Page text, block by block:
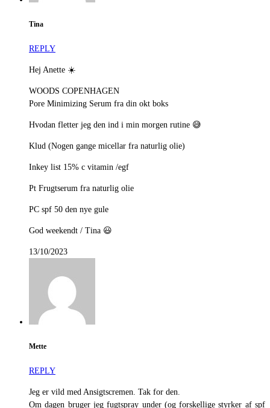
Tina
REPLY
Hej Anette ☀️
WOODS COPENHAGEN
Pore Minimizing Serum fra din okt boks
Hvodan fletter jeg den ind i min morgen rutine 😅
Klud (Nogen gange micellar fra naturlig olie)
Inkey list 15% c vitamin /egf
Pt Frugtserum fra naturlig olie
PC spf 50 den nye gule
God weekendt / Tina 😃
13/10/2023
Mette
REPLY
Jeg er vild med Ansigtscremen. Tak for den.
Om dagen bruger jeg fugtspray under (og forskellige styrker af spf